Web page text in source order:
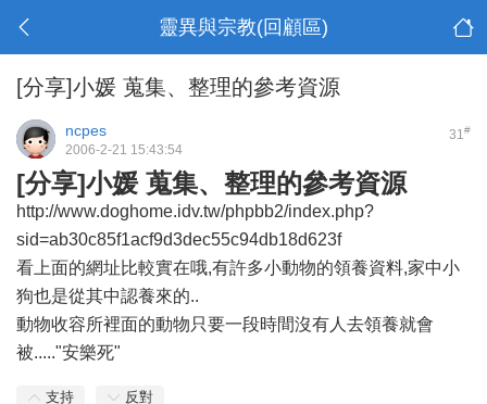
靈異與宗教(回顧區)
[分享]小媛 蒐集、整理的參考資源
31#
ncpes
2006-2-21 15:43:54
[分享]小媛 蒐集、整理的參考資源
http://www.doghome.idv.tw/phpbb2/index.php?
sid=ab30c85f1acf9d3dec55c94db18d623f
看上面的網址比較實在哦,有許多小動物的領養資料,家中小
狗也是從其中認養來的..
動物收容所裡面的動物只要一段時間沒有人去領養就會
被....."安樂死"
支持 反對